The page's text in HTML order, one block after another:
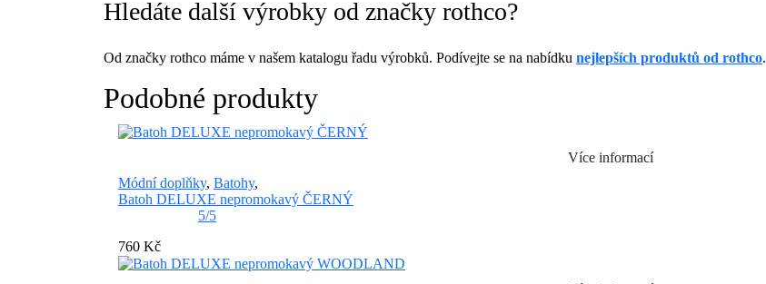
Hledáte další výrobky od značky rothco?
Od značky rothco máme v našem katalogu řadu výrobků. Podívejte se na nabídku nejlepších produktů od rothco.
Podobné produkty
Více informací
Módní doplňky, Batohy,
Batoh DELUXE nepromokavý ČERNÝ
5/5
760 Kč